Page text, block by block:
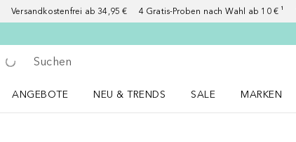
Versandkostenfrei ab 34,95 € 4 Gratis-Proben nach Wahl ab 10 € ¹
Gehe zurück
Suche ausführen
ANGEBOTE
NEU & TRENDS
SALE
MARKEN